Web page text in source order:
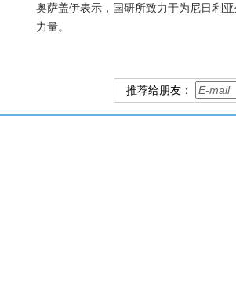
奥萨盖伊表示，国研所致力于为尼日利
力量。
推荐给朋友：